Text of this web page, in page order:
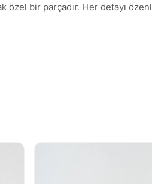
özel bir parçadır. Her detayı